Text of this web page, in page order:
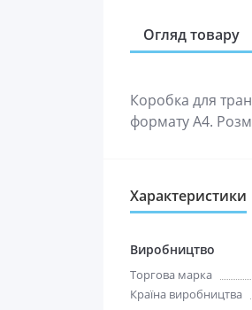
Огляд товару
Коробка для
формату А4.
Характеристики
Виробництво
Торгова марка
Країна виробництва